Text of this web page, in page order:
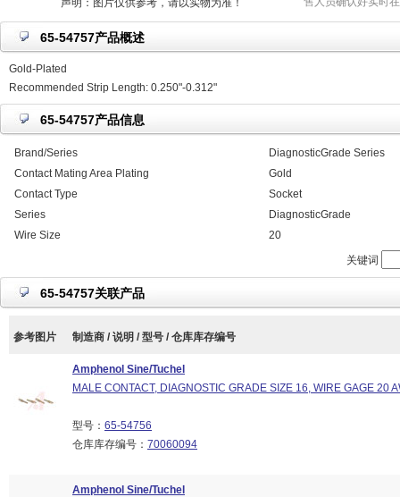
声明：图片仅供参考，请以实物为准！
65-54757产品概述
Gold-Plated
Recommended Strip Length: 0.250"-0.312"
65-54757产品信息
Brand/Series
DiagnosticGrade Series
Contact Mating Area Plating
Gold
Contact Type
Socket
Series
DiagnosticGrade
Wire Size
20
关键词
65-54757关联产品
参考图片 制造商 / 说明 / 型号 / 仓库库存编号
Amphenol Sine/Tuchel
MALE CONTACT, DIAGNOSTIC GRADE SIZE 16, WIRE GAGE 20
型号： 65-54756
仓库库存编号： 70060094
Amphenol Sine/Tuchel